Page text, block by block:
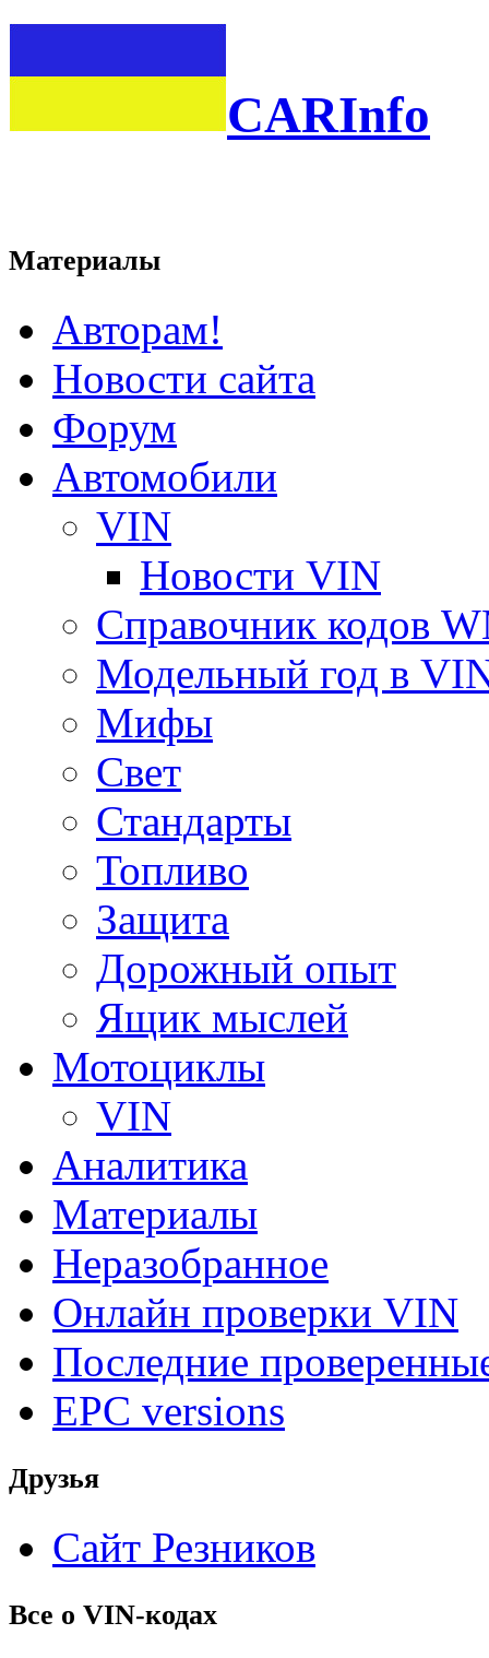
CARInfo
Материалы
Авторам!
Новости сайта
Форум
Автомобили
VIN
Новости VIN
Справочник кодов
Модельный год в
Мифы
Свет
Стандарты
Топливо
Защита
Дорожный опыт
Ящик мыслей
Мотоциклы
VIN
Аналитика
Материалы
Неразобранное
Онлайн проверки VIN
Последние
EPC versions
Друзья
Сайт Резников
Все о VIN-кодах